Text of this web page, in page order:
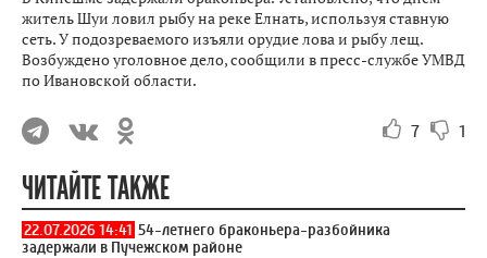
житель Шуи ловил рыбу на реке Елнать, используя ставную
сеть. У подозреваемого изъяли орудие лова и рыбу лещ.
Возбуждено уголовное дело, сообщили в пресс-службе УМВД
по Ивановской области.
7 1
ЧИТАЙТЕ ТАКЖЕ
22.07.2026 14:41 54-летнего браконьера-разбойника
задержали в Пучежском районе